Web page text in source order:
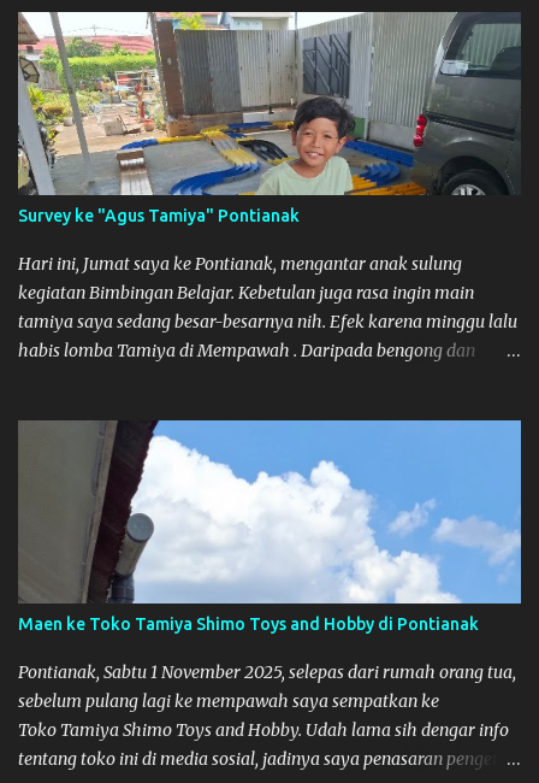
Survey ke "Agus Tamiya" Pontianak
Hari ini, Jumat saya ke Pontianak, mengantar anak sulung
kegiatan Bimbingan Belajar. Kebetulan juga rasa ingin main
tamiya saya sedang besar-besarnya nih. Efek karena minggu lalu
habis lomba Tamiya di Mempawah . Daripada bengong dan
Maen ke Toko Tamiya Shimo Toys and Hobby di Pontianak
Pontianak, Sabtu 1 November 2025, selepas dari rumah orang tua,
sebelum pulang lagi ke mempawah saya sempatkan ke
Toko Tamiya Shimo Toys and Hobby. Udah lama sih dengar info
tentang toko ini di media sosial, jadinya saya penasaran pengen